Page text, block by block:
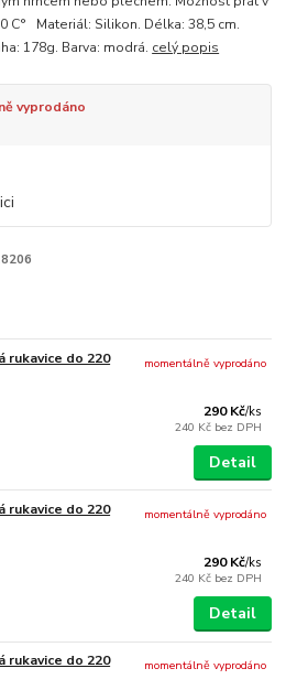
C° Materiál: Silikon. Délka: 38,5 cm.
178g. Barva: modrá. celý popis
vyprodáno
rukavice do 220
290 Kč/ks
240 Kč bez DPH
momentálně vyprodáno
Detail
rukavice do 220
290 Kč/ks
240 Kč bez DPH
momentálně vyprodáno
Detail
rukavice do 220
momentálně vyprodáno